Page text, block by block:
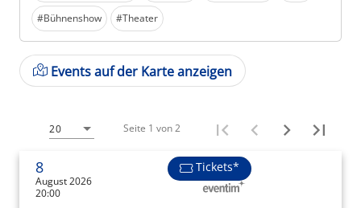
#Bühnenshow #Theater
Events auf der Karte anzeigen
20 Seite 1 von 2
8
August 2026
20:00
Tickets*